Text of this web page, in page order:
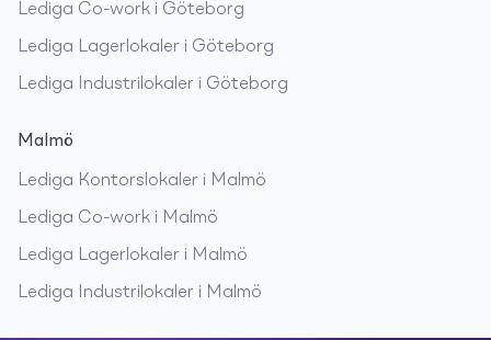
Lediga Co-work i Göteborg
Lediga Lagerlokaler i Göteborg
Lediga Industrilokaler i Göteborg
Malmö
Lediga Kontorslokaler i Malmö
Lediga Co-work i Malmö
Lediga Lagerlokaler i Malmö
Lediga Industrilokaler i Malmö